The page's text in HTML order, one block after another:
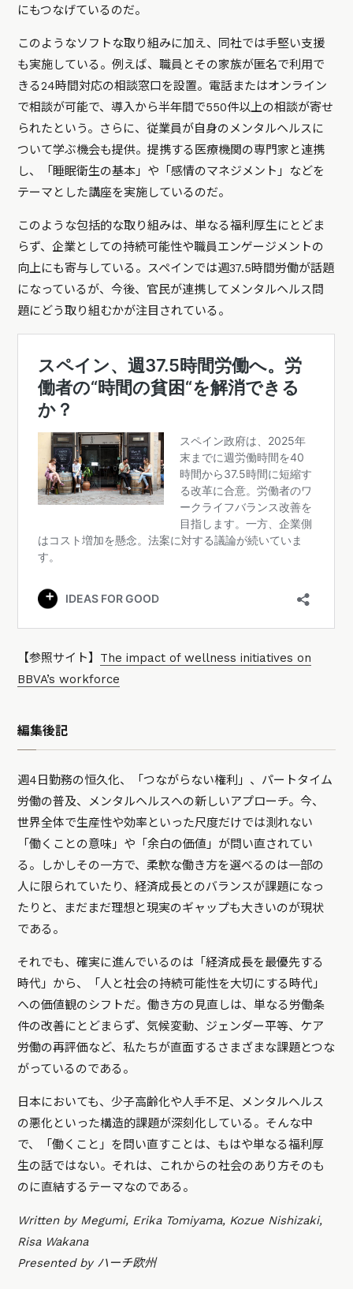
にもつなげているのだ。
このようなソフトな取り組みに加え、同社では手堅い支援
も実施している。例えば、職員とその家族が匿名で利用で
きる24時間対応の相談窓口を設置。電話またはオンライン
で相談が可能で、導入から半年間で550件以上の相談が寄せ
られたという。さらに、従業員が自身のメンタルヘルスに
ついて学ぶ機会も提供。提携する医療機関の専門家と連携
し、「睡眠衛生の基本」や「感情のマネジメント」などを
テーマとした講座を実施しているのだ。
このような包括的な取り組みは、単なる福利厚生にとどま
らず、企業としての持続可能性や職員エンゲージメントの
向上にも寄与している。スペインでは週37.5時間労働が話題
になっているが、今後、官民が連携してメンタルヘルス問
題にどう取り組むかが注目されている。
【参照サイト】 The impact of wellness initiatives on
BBVA’s workforce
編集後記
週4日勤務の恒久化、「つながらない権利」、パートタイム
労働の普及、メンタルヘルスへの新しいアプローチ。今、
世界全体で生産性や効率といった尺度だけでは測れない
「働くことの意味」や「余白の価値」が問い直されてい
る。しかしその一方で、柔軟な働き方を選べるのは一部の
人に限られていたり、経済成長とのバランスが課題になっ
たりと、まだまだ理想と現実のギャップも大きいのが現状
である。
それでも、確実に進んでいるのは「経済成長を最優先する
時代」から、「人と社会の持続可能性を大切にする時代」
への価値観のシフトだ。働き方の見直しは、単なる労働条
件の改善にとどまらず、気候変動、ジェンダー平等、ケア
労働の再評価など、私たちが直面するさまざまな課題とつな
がっているのである。
日本においても、少子高齢化や人手不足、メンタルヘルス
の悪化といった構造的課題が深刻化している。そんな中
で、「働くこと」を問い直すことは、もはや単なる福利厚
生の話ではない。それは、これからの社会のあり方そのも
のに直結するテーマなのである。
Written by Megumi, Erika Tomiyama, Kozue Nishizaki,
Risa Wakana
Presented by ハーチ欧州